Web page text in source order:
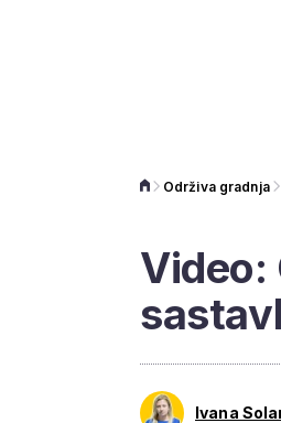
Održiva gradnja
Video:
Ivana